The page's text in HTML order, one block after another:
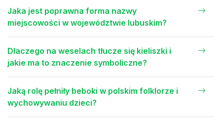
Jaka jest poprawna forma nazwy
miejscowości w województwie lubuskim?
Dlaczego na weselach tłucze się kieliszki i
jakie ma to znaczenie symboliczne?
Jaką rolę pełniły beboki w polskim folklorze i
wychowywaniu dzieci?